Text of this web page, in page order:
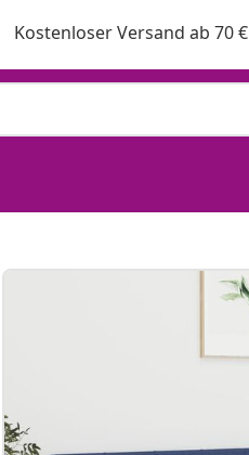
Kostenloser Versand ab 70 €